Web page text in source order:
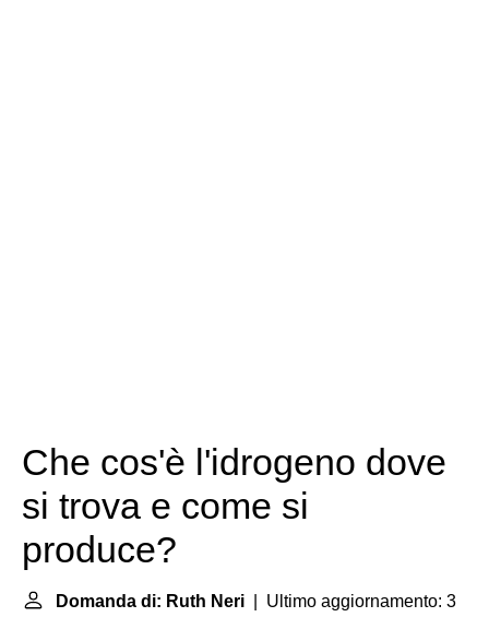
Che cos'è l'idrogeno dove
si trova e come si
produce?
Domanda di: Ruth Neri | Ultimo aggiornamento: 3